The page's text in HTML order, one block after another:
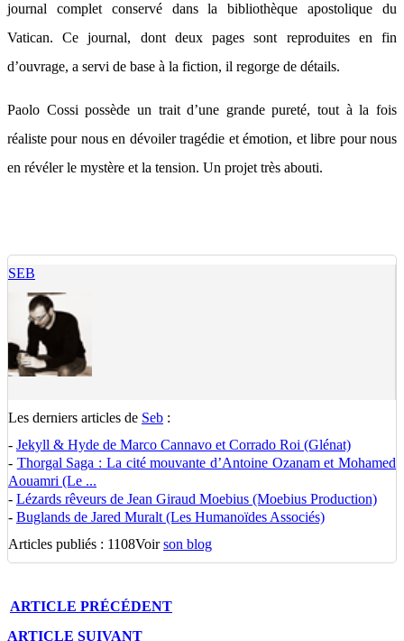
journal complet conservé dans la bibliothèque apostolique du
Vatican. Ce journal, dont deux pages sont reproduites en fin
d’ouvrage, a servi de base à la fiction, il regorge de détails.
Paolo Cossi possède un trait d’une grande pureté, tout à la fois
réaliste pour nous en dévoiler tragédie et émotion, et libre pour nous
en révéler le mystère et la tension. Un projet très abouti.
SEB
Les derniers articles de Seb :
- Jekyll & Hyde de Marco Cannavo et Corrado Roi (Glénat)
- Thorgal Saga : La cité mouvante d’Antoine Ozanam et Mohamed
Aouamri (Le ...
- Lézards rêveurs de Jean Giraud Moebius (Moebius Production)
- Buglands de Jared Muralt (Les Humanoïdes Associés)
Articles publiés : 1108Voirson blog
ARTICLE PRÉCÉDENT
ARTICLE SUIVANT